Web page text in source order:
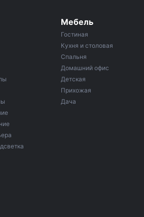
Мебель
Гостиная
Кухня и столовая
Спальня
Домашний офис
Детская
Прихожая
Дача